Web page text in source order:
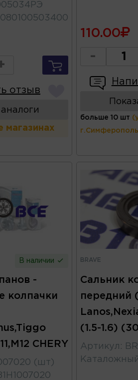
отзыв
аналоги
магазинах
110.00
-
больше 10 шт
В наличии
-
колпачки
CHERY
(шт)
BRAVE
Сальник
передний
(1.5-1.6)
Артикул :